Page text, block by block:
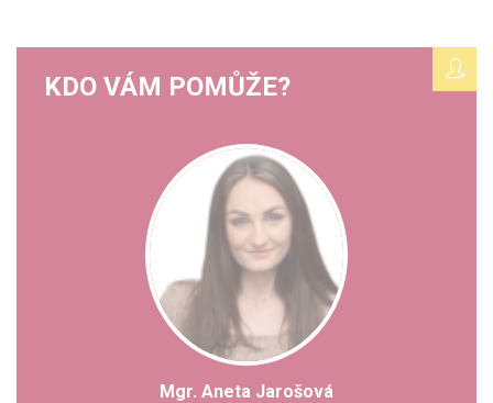
KDO VÁM POMŮŽE?
Mgr. Aneta Jarošová